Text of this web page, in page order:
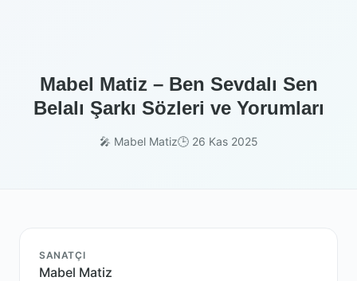
Mabel Matiz – Ben Sevdalı Sen
Belalı Şarkı Sözleri ve Yorumları
🎤 Mabel Matiz🕒 26 Kas 2025
SANATÇI
Mabel Matiz